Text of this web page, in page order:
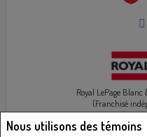
Nous utilisons des témoins
Royal LePage
(Franchisé
102 - 6485